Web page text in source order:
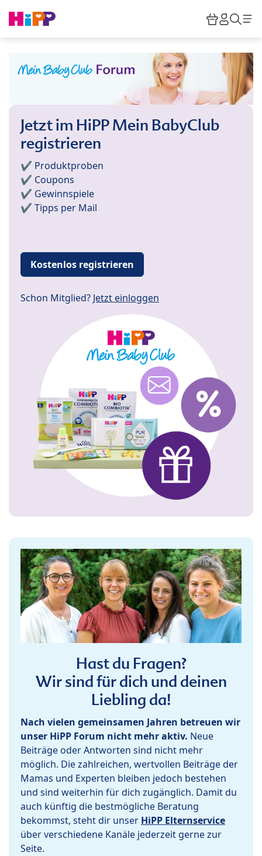
HiPP
Jetzt im HiPP Mein BabyClub
registrieren
✔️ Produktproben
✔️ Coupons
✔️ Gewinnspiele
✔️ Tipps per Mail
Kostenlos registrieren
Schon Mitglied? Jetzt einloggen
Hast du Fragen?
Wir sind für dich und deinen
Liebling da!
Nach vielen gemeinsamen Jahren betreuen wir
unser HiPP Forum nicht mehr aktiv. Neue
Beiträge oder Antworten sind nicht mehr
möglich. Die zahlreichen, wertvollen Beiträge der
Mamas und Experten bleiben jedoch bestehen
und sind weiterhin für dich zugänglich. Damit du
auch künftig die bestmögliche Beratung
bekommst, steht dir unser HiPP Elternservice
über verschiedene Kanäle jederzeit gerne zur
Seite.